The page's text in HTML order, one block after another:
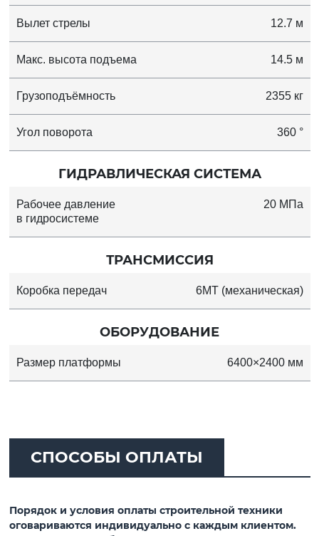
Вылет стрелы 12.7 м
Макс. высота подъема 14.5 м
Грузоподъёмность 2355 кг
Угол поворота 360 °
ГИДРАВЛИЧЕСКАЯ СИСТЕМА
Рабочее давление
в гидросистеме
20 МПа
ТРАНСМИССИЯ
Коробка передач 6MT (механическая)
ОБОРУДОВАНИЕ
Размер платформы 6400×2400 мм
СПОСОБЫ ОПЛАТЫ
Порядок и условия оплаты строительной техники
оговариваются индивидуально с каждым клиентом.